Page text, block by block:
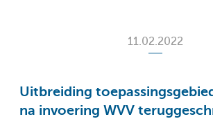
11.02.2022
Uitbreiding
na invoering WVV